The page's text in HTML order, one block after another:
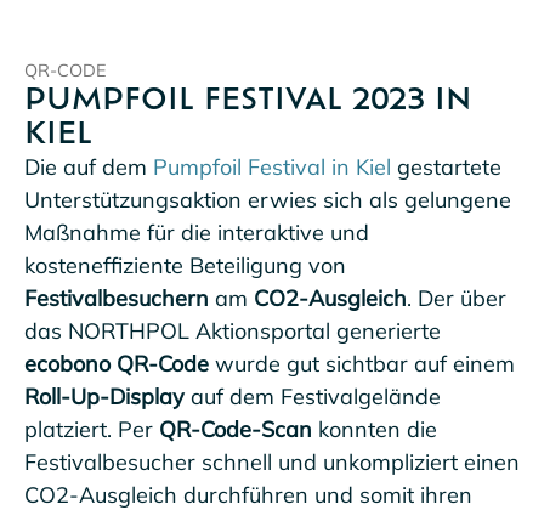
QR-CODE
PUMPFOIL FESTIVAL 2023 IN
KIEL
Die auf dem Pumpfoil Festival in Kiel gestartete
Unterstützungsaktion erwies sich als gelungene
Maßnahme für die interaktive und
kosteneffiziente Beteiligung von
Festivalbesuchern am CO2-Ausgleich. Der über
das NORTHPOL Aktionsportal generierte
ecobono QR-Code wurde gut sichtbar auf einem
Roll-Up-Display auf dem Festivalgelände
platziert. Per QR-Code-Scan konnten die
Festivalbesucher schnell und unkompliziert einen
CO2-Ausgleich durchführen und somit ihren